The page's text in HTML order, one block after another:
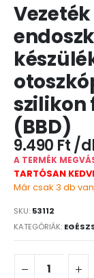
szilikon
(BBD)
9.490 Ft
A TERMÉK
TARTÓSAN
Már csak 3 db
SKU: 53112
KATEGÓRIÁK: